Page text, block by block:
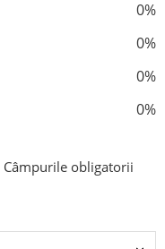
0%
0%
0%
0%
Câmpurile obligatorii